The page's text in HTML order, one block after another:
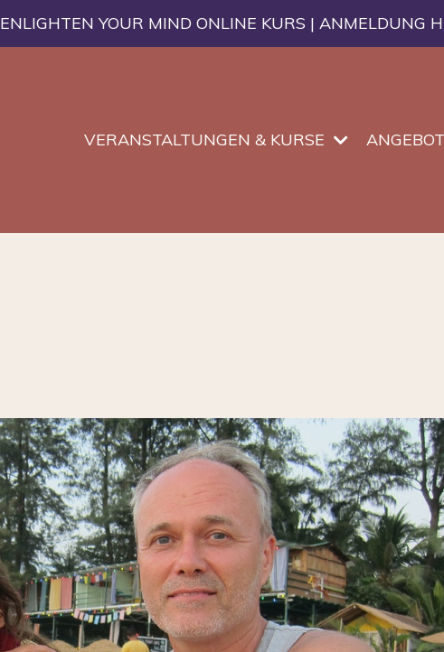
ENLIGHTEN YOUR MIND ONLINE KURS | ANMELDUNG
VERANSTALTUNGEN & KURSE